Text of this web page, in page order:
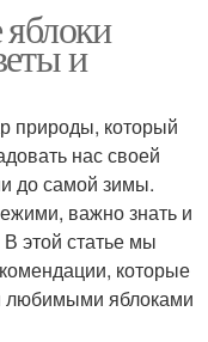
и
природы, который
нас своей
до самой зимы.
важно знать и
этой статье мы
которые
любимыми яблоками